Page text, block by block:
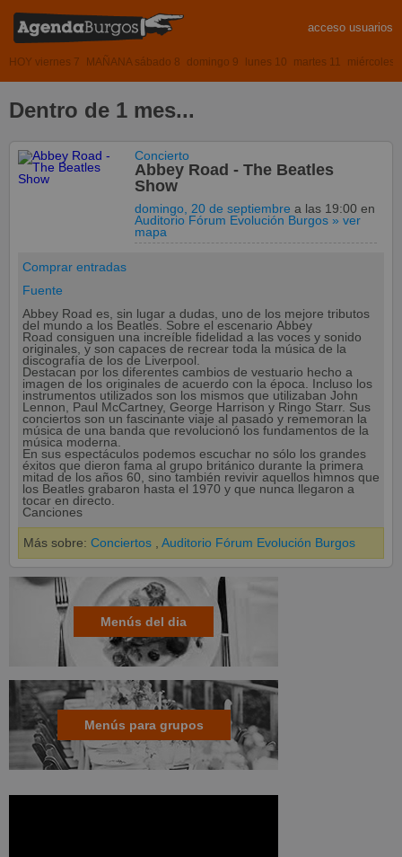
acceso usuarios
HOY viernes 7 MAÑANA sábado 8 domingo 9 lunes 10 martes 11 miércoles
Dentro de 1 mes...
Concierto
Abbey Road - The Beatles
Show
domingo, 20 de septiembre a las 19:00en
Auditorio Fórum Evolución Burgos » ver
mapa
Comprar entradas
Fuente
Abbey Road es, sin lugar a dudas, uno de los mejore tributos
del mundo a los Beatles. Sobre el escenario Abbey
Road consiguen una increíble fidelidad a las voces y sonido
originales, y son capaces de recrear toda la música de la
discografía de los de Liverpool.
Destacan por los diferentes cambios de vestuario hecho a
imagen de los originales de acuerdo con la época. Incluso los
instrumentos utilizados son los mismos que utilizaban John
Lennon, Paul McCartney, George Harrison y Ringo Starr. Sus
conciertos son un fascinante viaje al pasado y rememoran la
música de una banda que revolucionó los fundamentos de la
música moderna.
En sus espectáculos podemos escuchar no sólo los grandes
éxitos que dieron fama al grupo británico durante la primera
mitad de los años 60, sino también revivir aquellos himnos que
los Beatles grabaron hasta el 1970 y que nunca llegaron a
tocar en directo.
Canciones
Más sobre: Conciertos Auditorio Fórum Evolución Burgos
Menús del dia
Menús para grupos